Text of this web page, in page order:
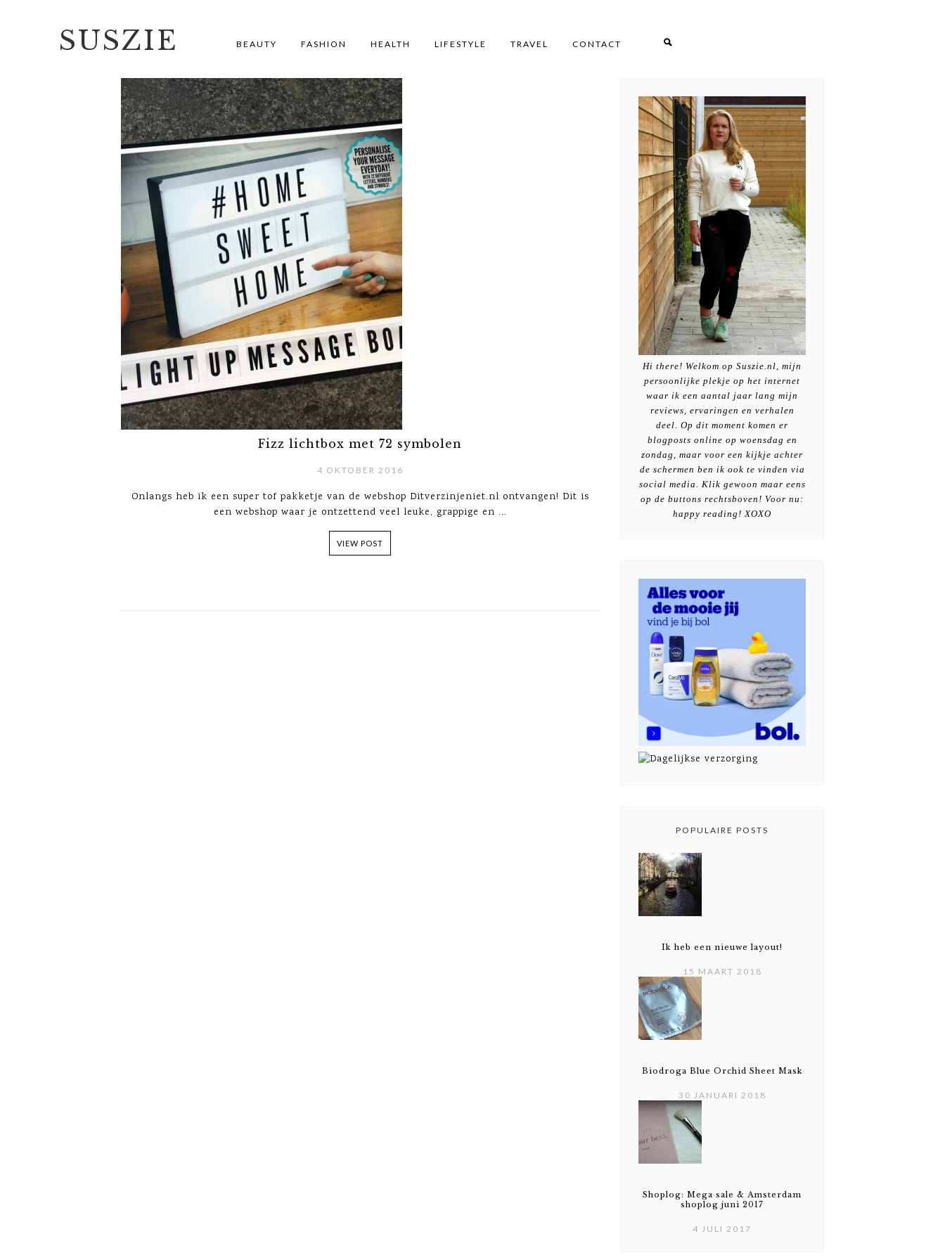
SUSZIE BEAUTY FASHION HEALTH LIFESTYLE TRAVEL CONTACT
Fizz lichtbox met 72 symbolen
4 OKTOBER 2016
Onlangs heb ik een super tof pakketje van de webshop Ditverzinjeniet.nl ontvangen! Dit is
een webshop waar je ontzettend veel leuke, grappige en ...
VIEW POST
Hi there! Welkom op Suszie.nl, mijn
persoonlijke plekje op het internet
waar ik een aantal jaar lang mijn
reviews, ervaringen en verhalen
deel. Op dit moment komen er
blogposts online op woensdag en
zondag, maar voor een kijkje achter
de schermen ben ik ook te vinden via
social media. Klik gewoon maar eens
op de buttons rechtsboven! Voor nu:
happy reading! XOXO
POPULAIRE POSTS
Ik heb een nieuwe layout!
15 MAART 2018
Biodroga Blue Orchid Sheet Mask
30 JANUARI 2018
Shoplog: Mega sale & Amsterdam
shoplog juni 2017
4 JULI 2017